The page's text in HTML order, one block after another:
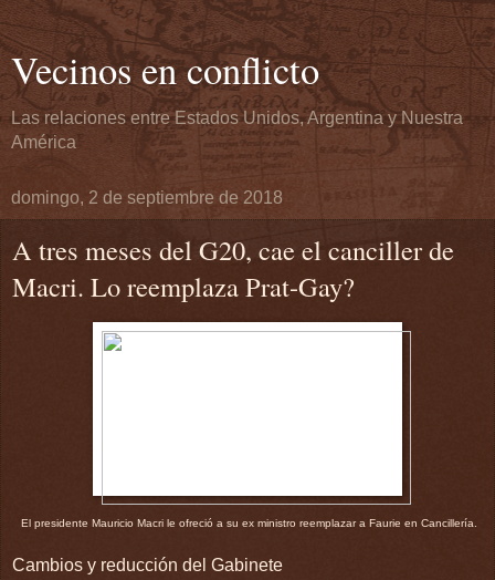
Vecinos en conflicto
Las relaciones entre Estados Unidos, Argentina y Nuestra
América
domingo, 2 de septiembre de 2018
A tres meses del G20, cae el canciller de
Macri. Lo reemplaza Prat-Gay?
El presidente Mauricio Macri le ofreció a su ex ministro reemplazar a Faurie en Cancillería.
Cambios y reducción del Gabinete